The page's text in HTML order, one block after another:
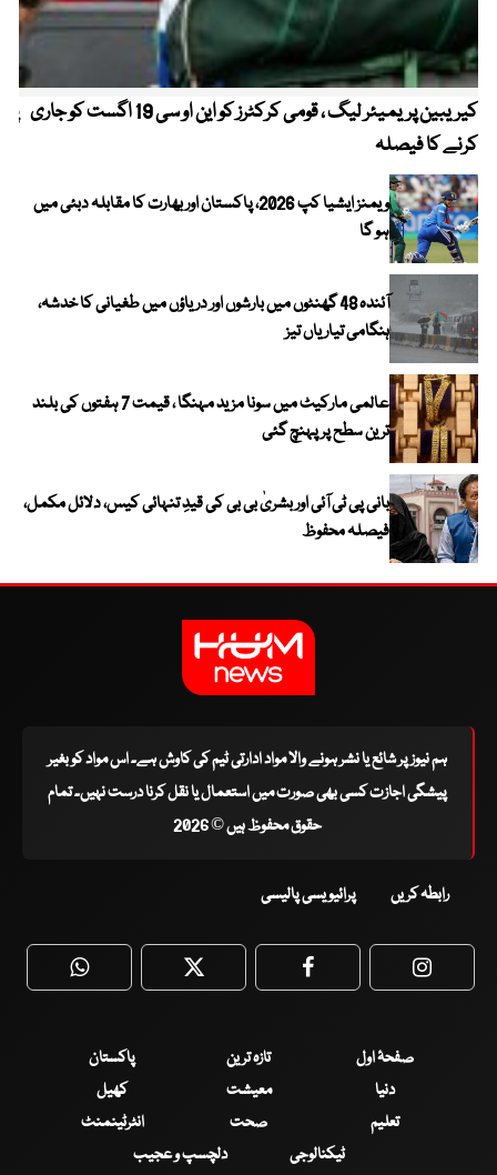
کیریبین پریمیئر لیگ ، قومی کرکٹرز کو این او سی 19 اگست کو جاری
کرنے کا فیصلہ
ویمنز ایشیا کپ 2026، پاکستان اور بھارت کا مقابلہ دبئی میں
ہو گا
آئندہ 48 گھنٹوں میں بارشوں اور دریاؤں میں طغیانی کا خدشہ،
ہنگامی تیاریاں تیز
عالمی مارکیٹ میں سونا مزید مہنگا ، قیمت 7 ہفتوں کی بلند
ترین سطح پر پہنچ گئی
بانی پی ٹی آئی اور بشریٰ بی بی کی قیدِ تنہائی کیس، دلائل مکمل،
فیصلہ محفوظ
ہم نیوز پر شائع یا نشر ہونے والا مواد ادارتی ٹیم کی کاوش ہے۔ اس مواد کو بغیر
پیشگی اجازت کسی بھی صورت میں استعمال یا نقل کرنا درست نہیں۔ تمام
حقوق محفوظ ہیں © 2026
رابطہ کریں پرائیویسی پالیسی
WhatsApp Twitter Facebook
صفحۂ اول تازہ ترین
پاکستان
دنیا
معیشت
کھیل
تعلیم
صحت
انٹرٹینمنٹ
ٹیکنالوجی
دلچسپ و عجیب